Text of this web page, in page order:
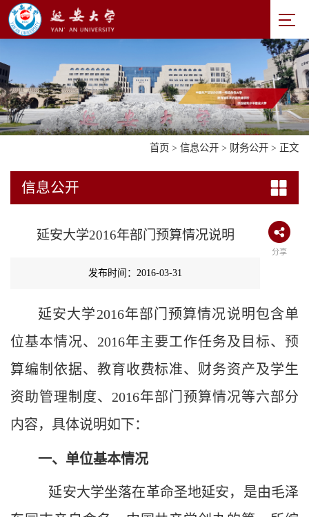
首页 > 信息公开 > 财务公开 > 正文
信息公开
延安大学2016年部门预算情况说明
分享
发布时间：2016-03-31
延安大学2016年部门预算情况说明包含单
位基本情况、 2016年主要工作任务及目标、预
算编制依据、教育收费标准、财务资产及学生
资助管理制度、 2016年部门预算情况等六部分
内容，具体说明如下：
一、单位基本情况
延安大学坐落在革命圣地延安，是由毛泽